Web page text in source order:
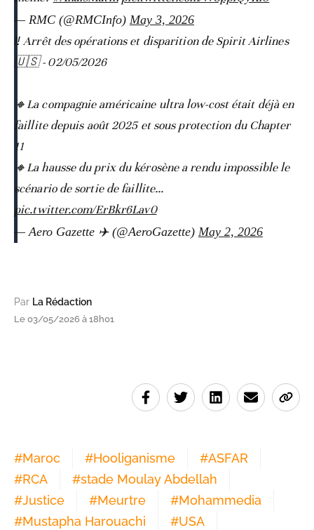
— RMC (@RMCInfo) May 3, 2026
‼️ Arrêt des opérations et disparition de Spirit Airlines
🇺🇸 - 02/05/2026
🔸La compagnie américaine ultra low-cost était déjà en
faillite depuis août 2025 et sous protection du Chapter
11
🔸La hausse du prix du kérosène a rendu impossible le
scénario de sortie de faillite…
pic.twitter.com/ErBkr6Lav0
— Aero Gazette ✈️ (@AeroGazette) May 2, 2026
Par La Rédaction
Le 03/05/2026 à 18h01
#Maroc #Hooliganisme #ASFAR
#RCA #stade Moulay Abdellah
#Justice #Meurtre #Mohammedia
#Mustapha Harouachi #USA